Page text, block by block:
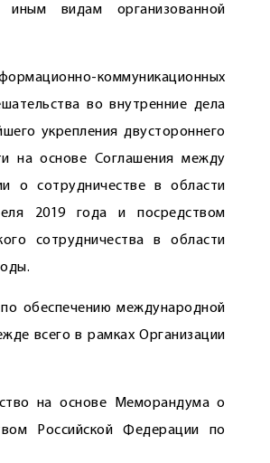
иным видам организованной
коммуникационных
во внутренние дела
укрепления двустороннего
на основе Соглашения между
о сотрудничестве в области
2019 года и посредством
сотрудничества в области
обеспечению международной
всего в рамках Организации
на основе Меморандума о
Российской Федерации по